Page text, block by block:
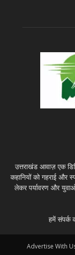
उत्तराखंड आवाज़ एक
कहानियों को गहराई और
लेकर पर्यावरण और
हमें संपर्क
Advertise With